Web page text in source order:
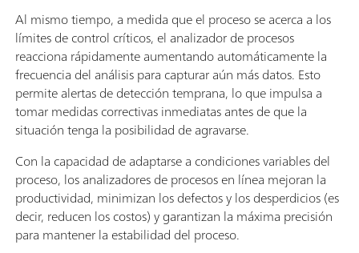
Al mismo tiempo, a medida que el proceso se acerca a los
límites de control críticos, el analizador de procesos
reacciona rápidamente aumentando automáticamente la
frecuencia del análisis para capturar aún más datos. Esto
permite alertas de detección temprana, lo que impulsa a
tomar medidas correctivas inmediatas antes de que la
situación tenga la posibilidad de agravarse.
Con la capacidad de adaptarse a condiciones variables del
proceso, los analizadores de procesos en línea mejoran la
productividad, minimizan los defectos y los desperdicios (es
decir, reducen los costos) y garantizan la máxima precisión
para mantener la estabilidad del proceso.